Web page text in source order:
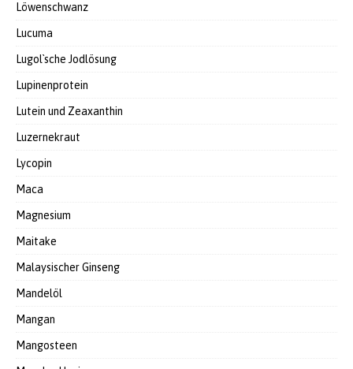
Löwenschwanz
Lucuma
Lugol`sche Jodlösung
Lupinenprotein
Lutein und Zeaxanthin
Luzernekraut
Lycopin
Maca
Magnesium
Maitake
Malaysischer Ginseng
Mandelöl
Mangan
Mangosteen